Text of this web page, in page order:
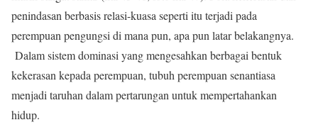
penindasan berbasis relasi-kuasa seperti itu terjadi pada
perempuan pengungsi di mana pun, apa pun latar belakangnya.
Dalam sistem dominasi yang mengesahkan berbagai bentuk
kekerasan kepada perempuan, tubuh perempuan senantiasa
menjadi taruhan dalam pertarungan untuk mempertahankan
hidup.